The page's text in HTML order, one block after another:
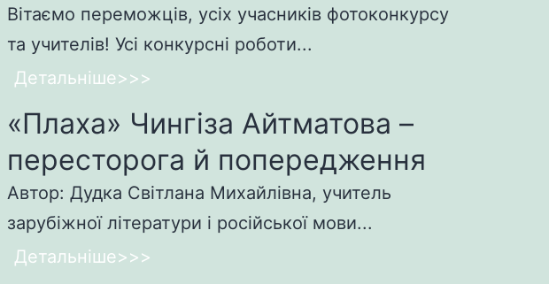
Вітаємо переможців, усіх учасників фотоконкурсу
та учителів! Усі конкурсні роботи...
Детальніше>>>
«Плаха» Чингіза Айтматова –
пересторога й попередження
Автор: Дудка Світлана Михайлівна, учитель
зарубіжної літератури і російської мови...
Детальніше>>>